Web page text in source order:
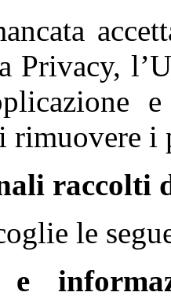
Privacy,
rimuovere
raccolti
le
e